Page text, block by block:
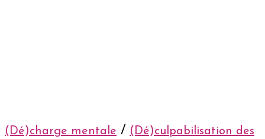
(Dé)charge mentale / (Dé)culpabilisation des